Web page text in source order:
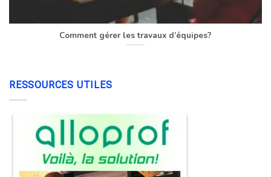
Comment gérer les travaux d’équipes?
RESSOURCES UTILES